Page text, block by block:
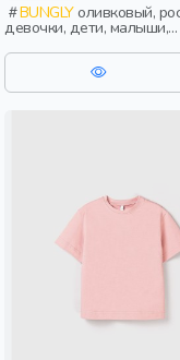
BUNGLYоливковый, россия,
девочки, дети, малыши,